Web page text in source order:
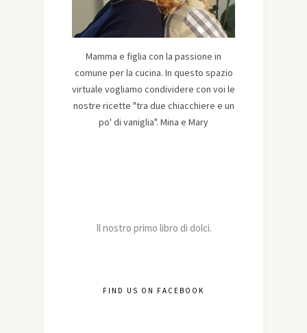
Mamma e figlia con la passione in
comune per la cucina. In questo spazio
virtuale vogliamo condividere con voi le
nostre ricette "tra due chiacchiere e un
po' di vaniglia". Mina e Mary
Il nostro primo libro di dolci.
FIND US ON FACEBOOK